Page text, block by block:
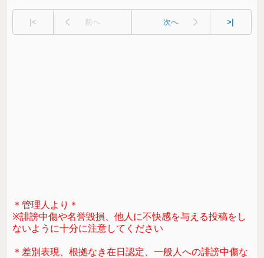
|< 前へ 次へ >|
＊管理人より＊
※誹謗中傷や名誉毀損、他人に不快感を与える投稿をし
ないように十分に注意してください
＊差別表現、根拠なき在日認定、一般人への誹謗中傷な